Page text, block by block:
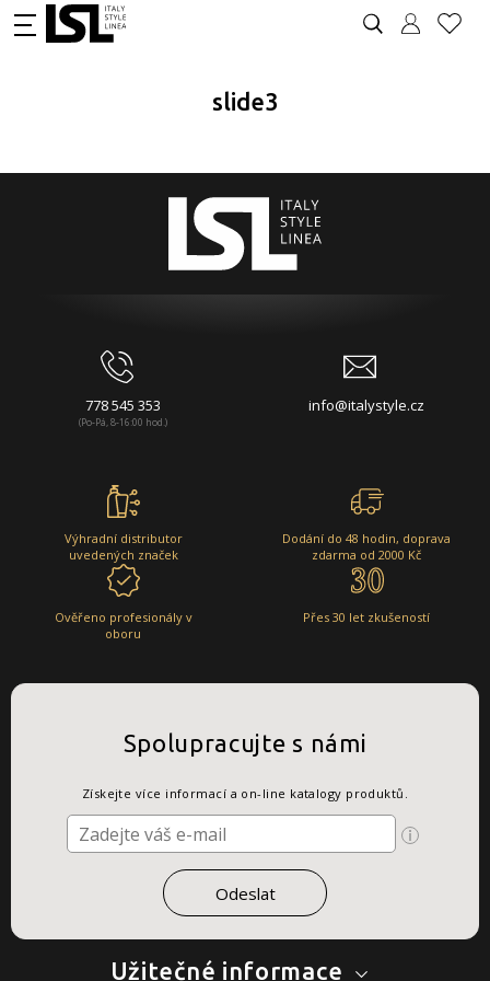
slide3
778 545 353
(Po-Pá, 8-16:00 hod.)
info@italystyle.cz
Výhradní distributor
uvedených značek
Dodání do 48 hodin, doprava
zdarma od 2000 Kč
Ověřeno profesionály v
oboru
Přes 30 let zkušeností
Užitečné informace
Spolupracujte s námi
Získejte více informací a on-line katalogy produktů.